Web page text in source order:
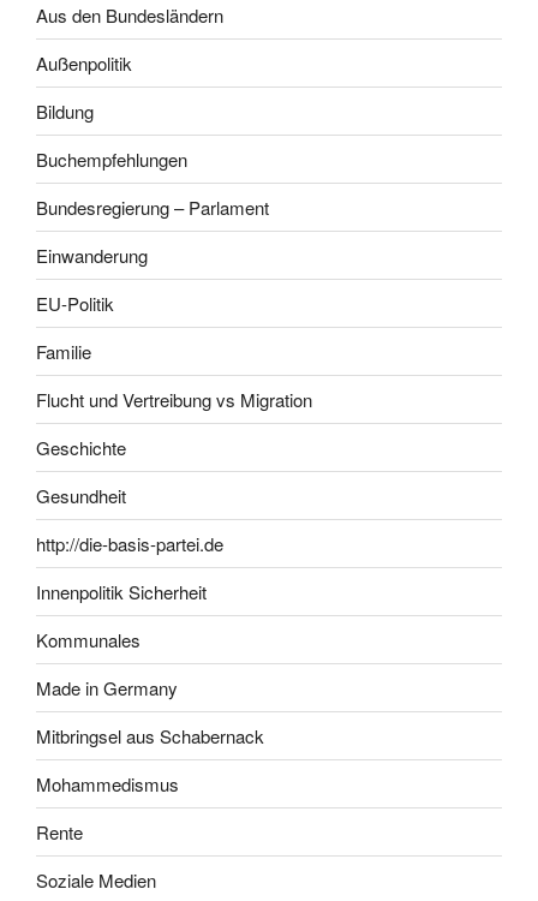
Aus den Bundesländern
Außenpolitik
Bildung
Buchempfehlungen
Bundesregierung – Parlament
Einwanderung
EU-Politik
Familie
Flucht und Vertreibung vs Migration
Geschichte
Gesundheit
http://die-basis-partei.de
Innenpolitik Sicherheit
Kommunales
Made in Germany
Mitbringsel aus Schabernack
Mohammedismus
Rente
Soziale Medien